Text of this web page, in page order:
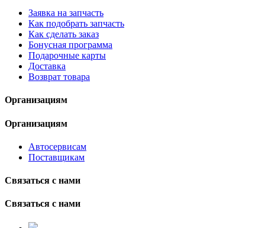
Заявка на запчасть
Как подобрать запчасть
Как сделать заказ
Бонусная программа
Подарочные карты
Доставка
Возврат товара
Организациям
Организациям
Автосервисам
Поставщикам
Связаться с нами
Связаться с нами